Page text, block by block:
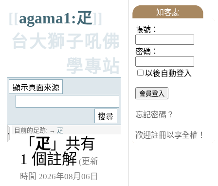
[[agama1:疋]]
台大獅子吼佛
學專站
目前的足跡: → 疋
「 疋」共有
1 個註解 (更新
時間 2026年08月06日
知客處
帳號：
密碼：
以後自動登入
忘記密碼？
歡迎註冊以享全權！